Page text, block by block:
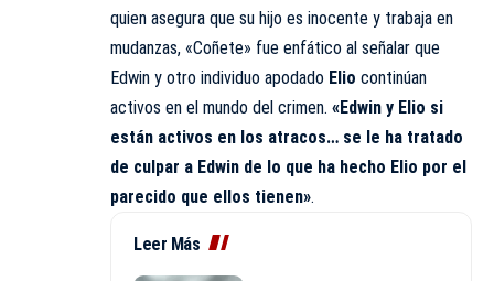
quien asegura que su hijo es inocente y trabaja en
mudanzas, «Coñete» fue enfático al señalar que
Edwin y otro individuo apodado Elio continúan
activos en el mundo del crimen. «Edwin y Elio si
están activos en los atracos… se le ha tratado
de culpar a Edwin de lo que ha hecho Elio por el
parecido que ellos tienen».
Leer Más